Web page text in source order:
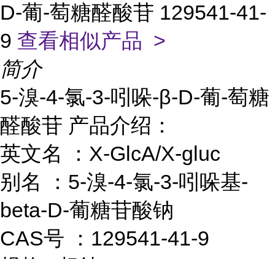
D-葡-萄糖醛酸苷 129541-41-
9 查看相似产品 >
简介
5-溴-4-氯-3-吲哚-β-D-葡-萄糖
醛酸苷 产品介绍：
英文名 ：X-GlcA/X-gluc
别名 ：5-溴-4-氯-3-吲哚基-
beta-D-葡糖苷酸钠
CAS号 ：129541-41-9